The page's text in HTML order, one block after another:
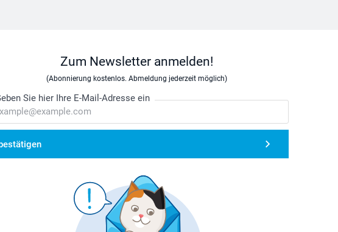
Zum Newsletter anmelden!
(Abonnierung kostenlos. Abmeldung jederzeit möglich)
Sie hier Ihre E-Mail-Adresse ein